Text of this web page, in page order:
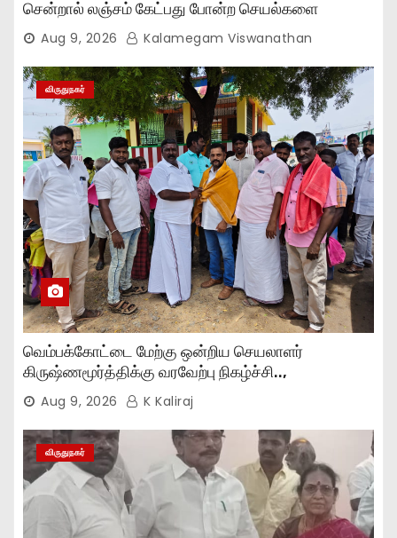
சென்றால் லஞ்சம் கேட்பது போன்ற செயல்களை
நிறுத்தியுள்ளோம்..,
Aug 9, 2026 Kalamegam Viswanathan
விருதுநகர்
வெம்பக்கோட்டை மேற்கு ஒன்றிய செயலாளர்
கிருஷ்ணமூர்த்திக்கு வரவேற்பு நிகழ்ச்சி..,
Aug 9, 2026 K Kaliraj
விருதுநகர்